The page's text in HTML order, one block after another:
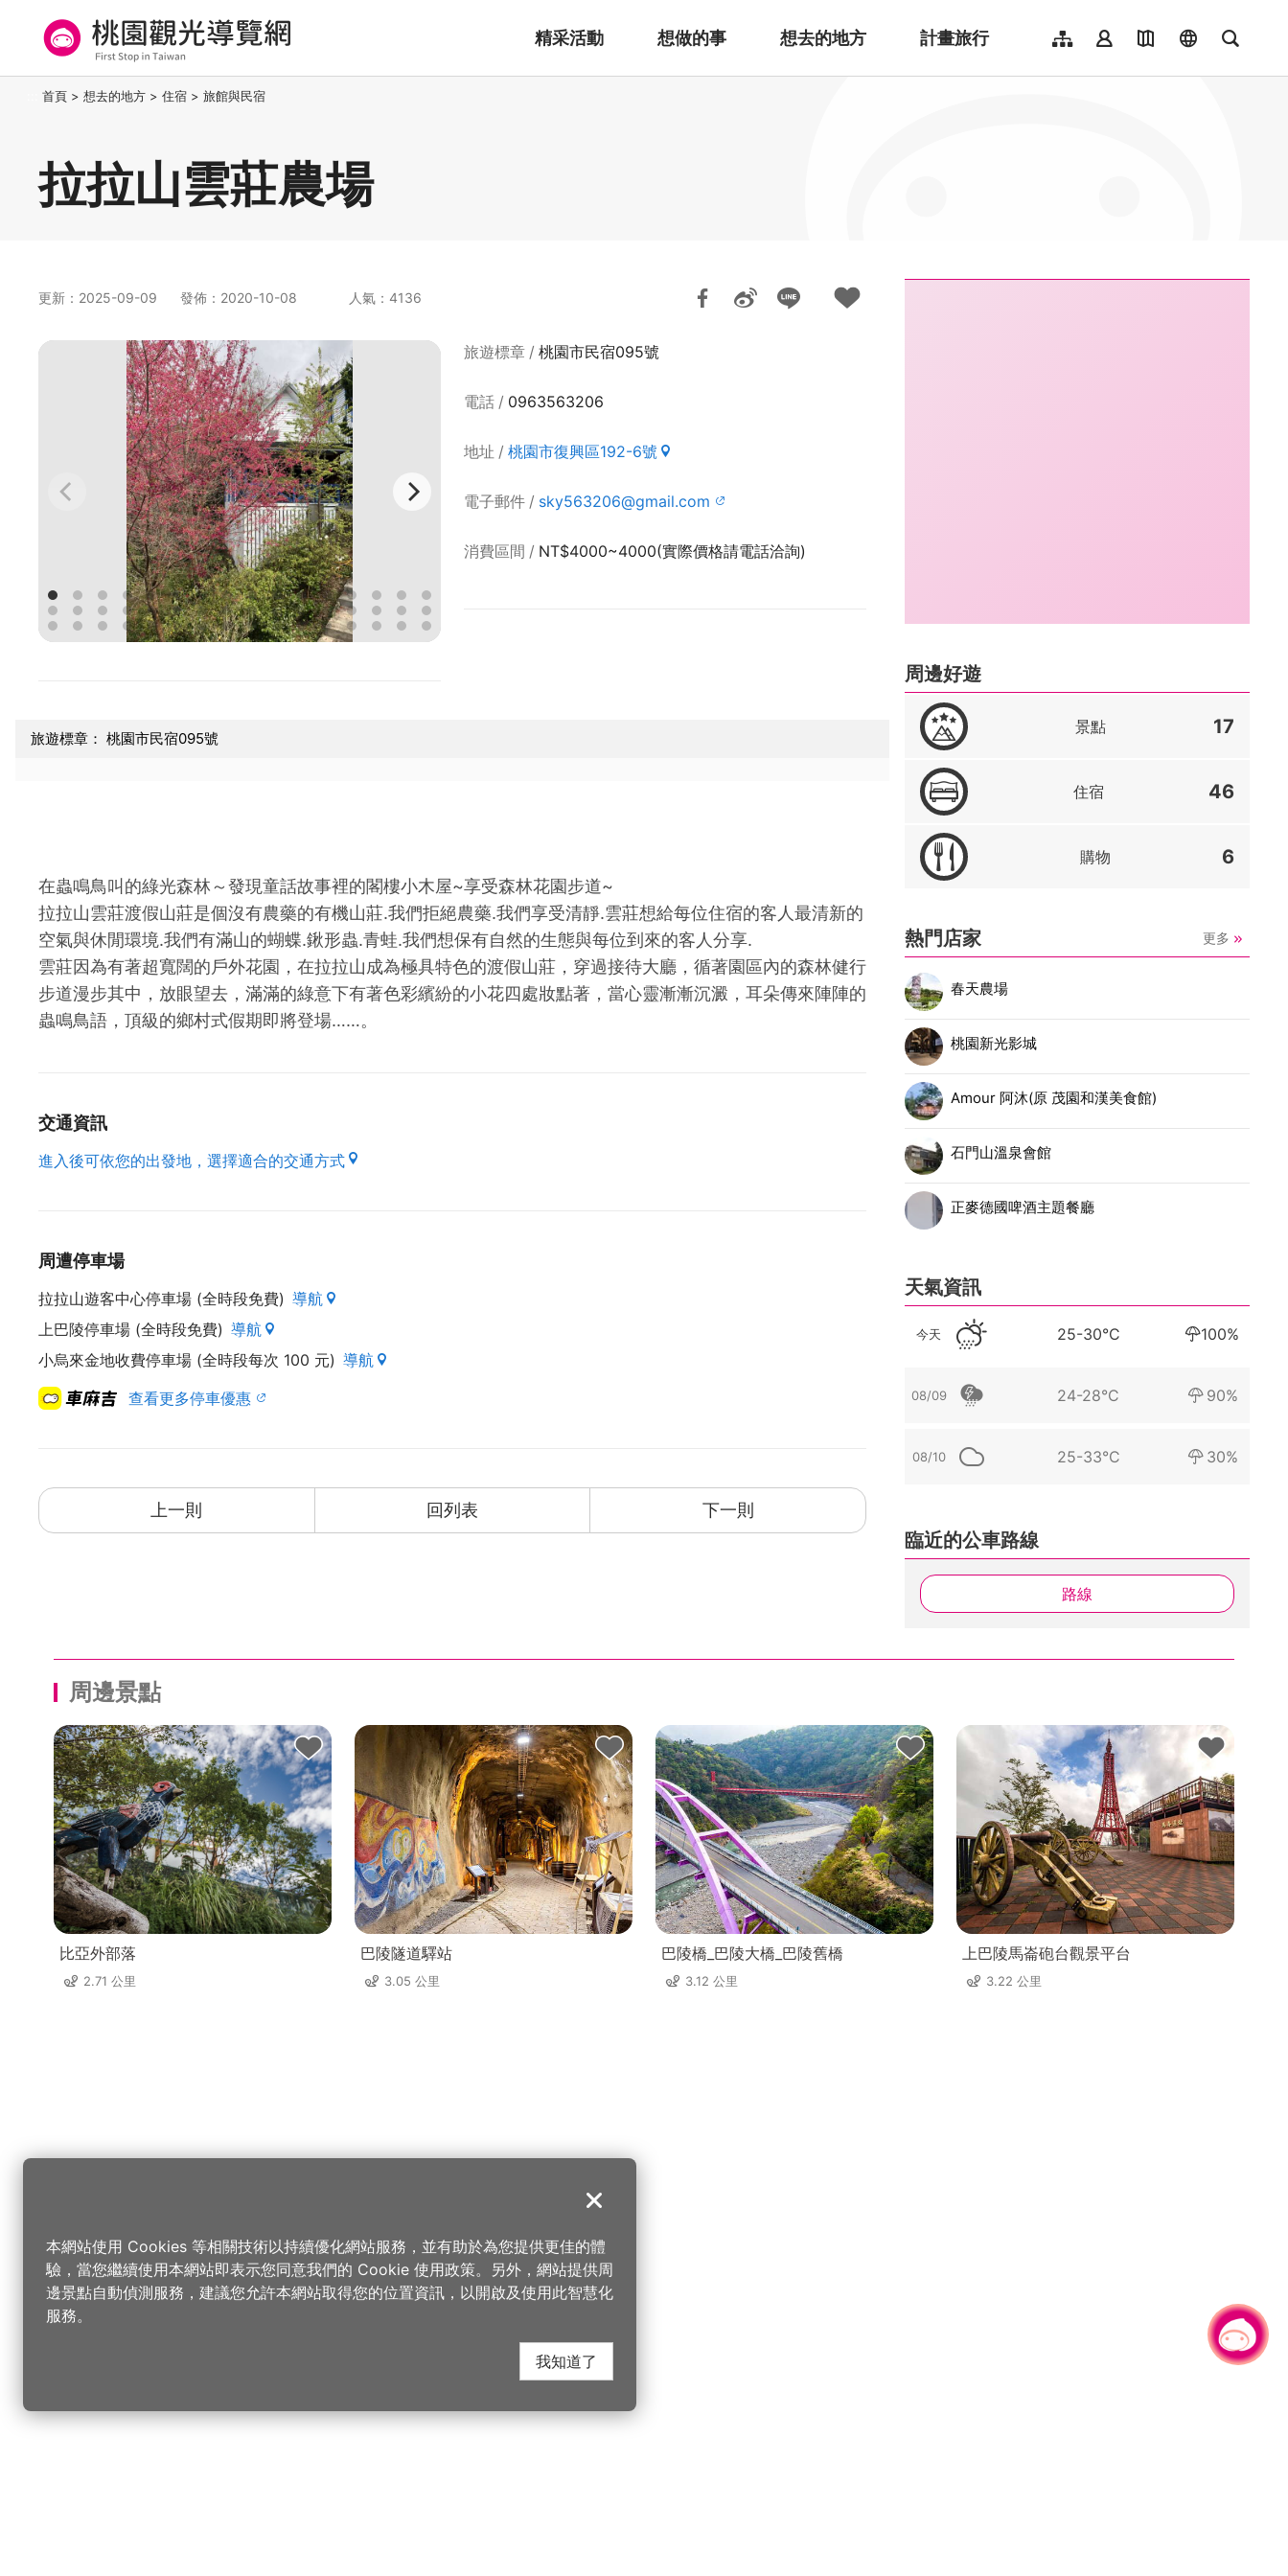
要
桃園觀光導覽網
精采活動 想做的事 想去的地方 計畫旅行
網站導覽會員登入地圖導覽language全文檢
首頁 > 想去的地方 > 住宿 > 旅館與民宿
拉拉山雲莊農場
更新：2025-09-09 發佈：2020-10-08 人氣：4136
旅遊標章 桃園市民宿095號
電話 0963563206
地址 桃園市復興區192-6號
電子郵件 sky563206@gmail.com
消費區間 NT$4000~4000(實際價格請電話洽詢)
旅遊標章： 桃園市民宿095號
在蟲鳴鳥叫的綠光森林～發現童話故事裡的閣樓小木屋~享受森林花園步道~
拉拉山雲莊渡假山莊是個沒有農藥的有機山莊.我們拒絕農藥.我們享受清靜.雲莊想給每位住宿的客人最清新的
空氣與休閒環境.我們有滿山的蝴蝶.鍬形蟲.青蛙.我們想保有自然的生態與每位到來的客人分享.
雲莊因為有著超寬闊的戶外花園，在拉拉山成為極具特色的渡假山莊，穿過接待大廳，循著園區內的森林健行
步道漫步其中，放眼望去，滿滿的綠意下有著色彩繽紛的小花四處妝點著，當心靈漸漸沉澱，耳朵傳來陣陣的
蟲鳴鳥語，頂級的鄉村式假期即將登場……。
交通資訊
進入後可依您的出發地，選擇適合的交通方式
周遭停車場
拉拉山遊客中心停車場 (全時段免費) 導航
上巴陵停車場 (全時段免費) 導航
小烏來金地收費停車場 (全時段每次 100 元) 導航
查看更多停車優惠
上一則 回列表 下一則
:::
周邊好遊
景點 17
住宿 46
購物 6
熱門店家 更多
春天農場
桃園新光影城
Amour 阿沐(原 茂園和漢美食館)
石門山溫泉會館
正麥德國啤酒主題餐廳
天氣資訊
今天 25-30°C 100%
08/09 24-28°C 90%
08/10 25-33°C 30%
臨近的公車路線
路線
周邊景點
比亞外部落
2.71 公里
巴陵隧道驛站
3.05 公里
巴陵橋_巴陵大橋_巴陵舊橋
3.12 公里
上巴陵馬崙砲台觀景平台
3.22 公里
關閉
本網站使用 Cookies 等相關技術以持續優化網站服務，並有助於為您提供更佳的體
驗，當您繼續使用本網站即表示您同意我們的 Cookie 使用政策。另外，網站提供周
邊景點自動偵測服務，建議您允許本網站取得您的位置資訊，以開啟及使用此智慧化
服務。
我知道了